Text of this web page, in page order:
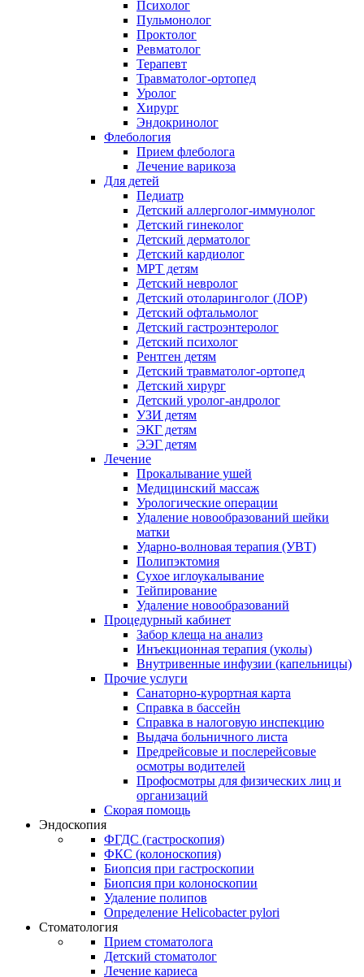
Психолог
Пульмонолог
Проктолог
Ревматолог
Терапевт
Травматолог-ортопед
Уролог
Хирург
Эндокринолог
Флебология
Прием флеболога
Лечение варикоза
Для детей
Педиатр
Детский аллерголог-иммунолог
Детский гинеколог
Детский дерматолог
Детский кардиолог
МРТ детям
Детский невролог
Детский отоларинголог (ЛОР)
Детский офтальмолог
Детский гастроэнтеролог
Детский психолог
Рентген детям
Детский травматолог-ортопед
Детский хирург
Детский уролог-андролог
УЗИ детям
ЭКГ детям
ЭЭГ детям
Лечение
Прокалывание ушей
Медицинский массаж
Урологические операции
Удаление новообразований шейки
матки
Ударно-волновая терапия (УВТ)
Полипэктомия
Сухое иглоукалывание
Тейпирование
Удаление новообразований
Процедурный кабинет
Забор клеща на анализ
Инъекционная терапия (уколы)
Внутривенные инфузии (капельницы)
Прочие услуги
Санаторно-курортная карта
Справка в бассейн
Справка в налоговую инспекцию
Выдача больничного листа
Предрейсовые и послерейсовые
осмотры водителей
Профосмотры для физических лиц и
организаций
Скорая помощь
Эндоскопия
ФГДС (гастроскопия)
ФКС (колоноскопия)
Биопсия при гастроскопии
Биопсия при колоноскопии
Удаление полипов
Определение Helicobacter pylori
Стоматология
Прием стоматолога
Детский стоматолог
Лечение кариеса